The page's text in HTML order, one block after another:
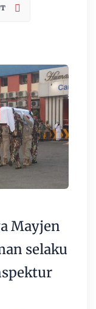
Mayjen
selaku